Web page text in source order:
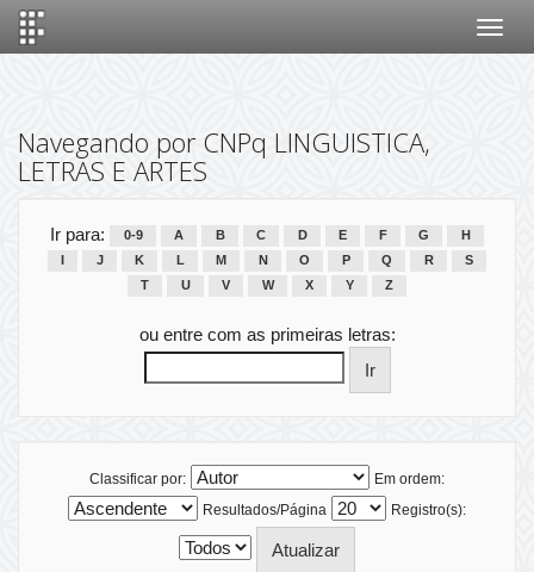
Navegando por CNPq LINGUISTICA,
LETRAS E ARTES
Ir para: 0-9 A B C D E F G
H
J K L M N O P Q R
S
T
U V W X Y Z
ou entre com as primeiras letras:
Classificar por:
Em ordem:
Resultados/Página
Registro(s):